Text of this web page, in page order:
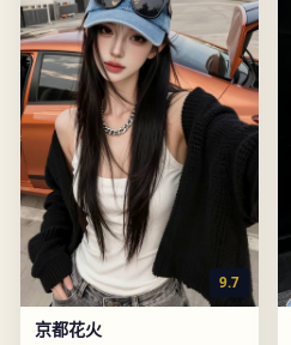
9.7
京都花火